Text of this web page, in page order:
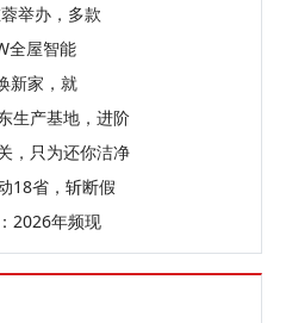
举办，多款
全屋智能
新家，就
生产基地，进阶
，只为还你洁净
18省，斩断假
2026年频现